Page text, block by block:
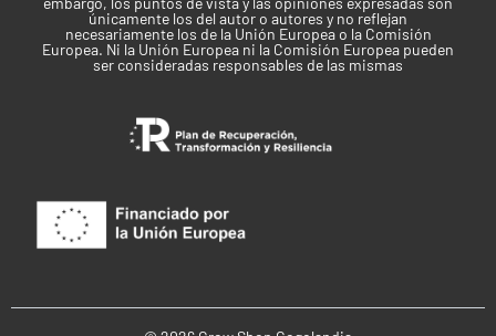
únicamente los del autor o autores y no reflejan
necesariamente los de la Unión Europea o la Comisión
Europea. Ni la Unión Europea ni la Comisión Europea pueden
ser consideradas responsables de las mismas